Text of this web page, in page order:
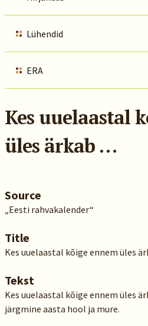
Lühendid
ERA
Kes uuelaastal
üles ärkab …
Source
„Eesti rahvakalender“
Title
Kes uuelaastal kõige ennem üles
Tekst
Kes uuelaastal kõige ennem üles
järgmine aasta hool ja mure.